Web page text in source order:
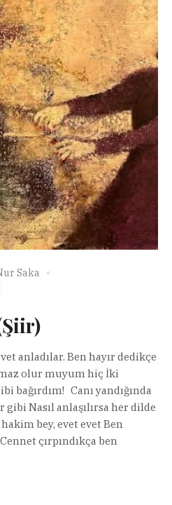
Saka
anladılar. Ben hayır dedikçe
olur muyum hiç İki
bağırdım! Canı yandığında
Nasıl anlaşılırsa her dilde
bey, evet evet Ben
çırpındıkça ben